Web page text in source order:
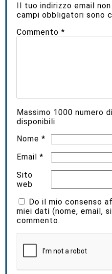
Il tuo indirizzo email
campi obbligatori sono
Commento*
Massimo 1000 numero
disponibili
Nome*
Email*
Sito
web
Do il mio consenso
miei dati (nome, email,
commento.